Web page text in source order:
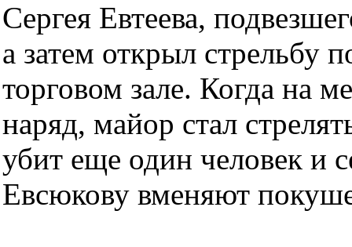
Сергея Евтеева,
а затем открыл стрельбу
торговом зале. Когда на
наряд, майор стал
убит еще один человек и
Евсюкову вменяют